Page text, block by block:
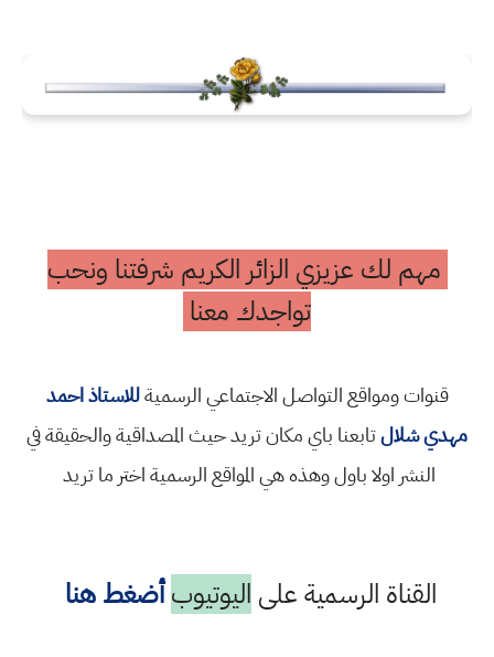
مهم لك عزيزي الزائر الكريم شرفتنا ونحب
تواجدك معنا
قنوات ومواقع التواصل الاجتماعي الرسميةللاستاذ احمد
مهدي شلالتابعنا باي مكان تريد حيث المصداقية والحقيقة في
النشر اولا باول وهذه هي المواقع الرسمية اختر ما تريد
القناة الرسمية على اليوتيوب أضغط هنا